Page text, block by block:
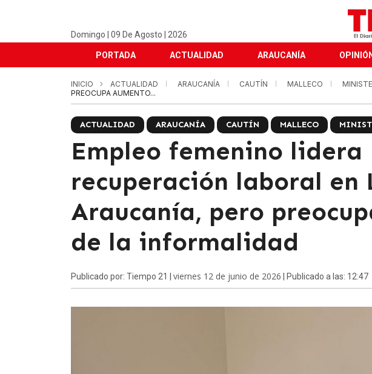
Domingo | 09 De Agosto | 2026
PORTADA ACTUALIDAD ARAUCANÍA OPINIÓN
INICIO ACTUALIDAD ARAUCANÍA CAUTÍN MALLECO
PREOCUPA AUMENTO...
ACTUALIDAD ARAUCANÍA CAUTÍN MALLECO
Empleo femenino lidera
recuperación laboral en
Araucanía, pero
de la informalidad
Publicado por: Tiempo 21 | viernes 12 de junio de 2026 | Publicado a las: 12:47